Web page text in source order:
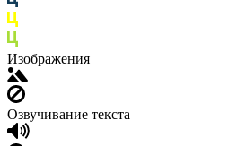
Изображения
Озвучивание текста